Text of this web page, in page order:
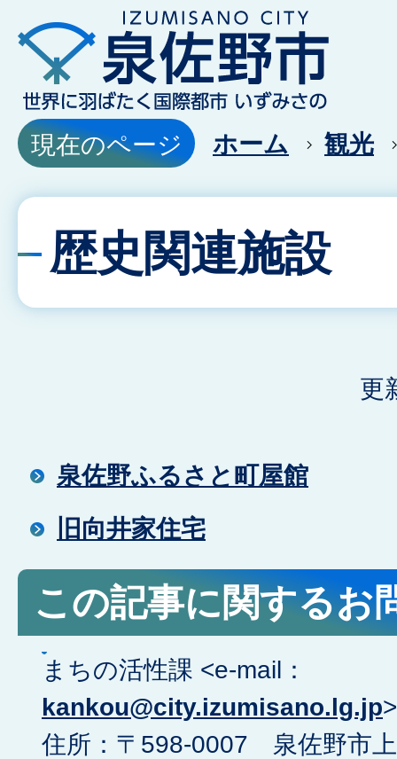
現在のページ ホーム 観光
歴史関連施設
更
泉佐野ふるさと町屋館
旧向井家住宅
この記事に関するお
まちの活性課 <e-mail：
kankou@city.izumisano.lg.jp>
住所：〒598-0007 泉佐野市